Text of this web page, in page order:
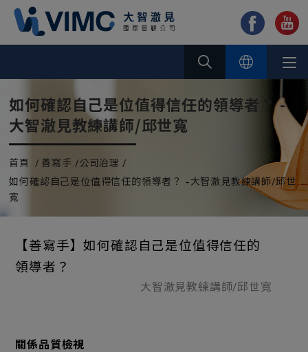
如何確認自己是位值得信任的領導者？ -
大智澈見教練講師/邱世寬
首頁 善寫手
公司治理
如何確認自己是位值得信任的領導者？ -大智澈見教練講師/邱世
寬
【善寫手】如何確認自己是位值得信任的
領導者？
大智澈見教練講師/邱世寬
關係品質檢視
Cookie管理面板